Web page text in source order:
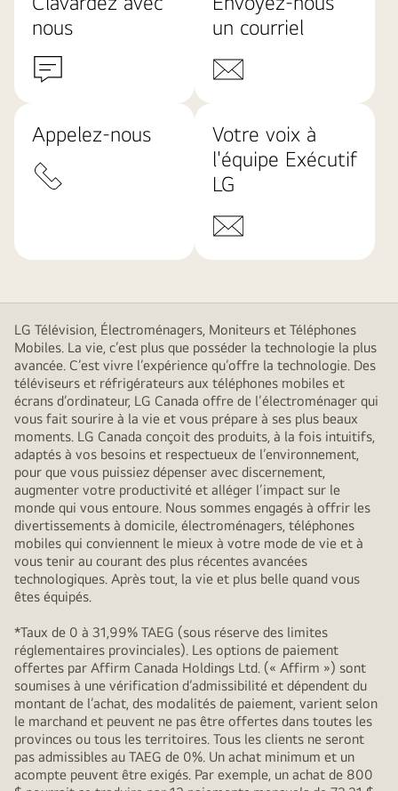
nous
un courriel
Appelez-nous
Votre voix à
l'équipe Exécutif
LG
LG Télévision, Électroménagers, Moniteurs et Téléphones
Mobiles. La vie, c’est plus que posséder la technologie la plus
avancée. C’est vivre l’expérience qu’offre la technologie. Des
téléviseurs et réfrigérateurs aux téléphones mobiles et
écrans d’ordinateur, LG Canada offre de l’électroménager qui
vous fait sourire à la vie et vous prépare à ses plus beaux
moments. LG Canada conçoit des produits, à la fois intuitifs,
adaptés à vos besoins et respectueux de l’environnement,
pour que vous puissiez dépenser avec discernement,
augmenter votre productivité et alléger l’impact sur le
monde qui vous entoure. Nous sommes engagés à offrir les
divertissements à domicile, électroménagers, téléphones
mobiles qui conviennent le mieux à votre mode de vie et à
vous tenir au courant des plus récentes avancées
technologiques. Après tout, la vie et plus belle quand vous
êtes équipés.
*Taux de 0 à 31,99% TAEG (sous réserve des limites
réglementaires provinciales). Les options de paiement
offertes par Affirm Canada Holdings Ltd. (« Affirm ») sont
soumises à une vérification d’admissibilité et dépendent du
montant de l’achat, des modalités de paiement, varient selon
le marchand et peuvent ne pas être offertes dans toutes les
provinces ou tous les territoires. Tous les clients ne seront
pas admissibles au TAEG de 0%. Un achat minimum et un
acompte peuvent être exigés. Par exemple, un achat de 800